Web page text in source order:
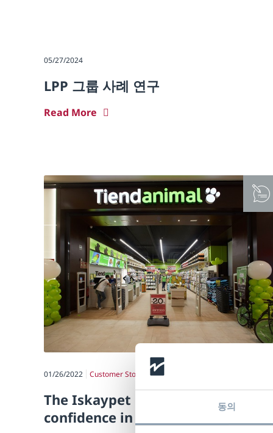
동의
05/27/2024
LPP 그룹 사례 연구
Read More
01/26/2022 Customer Stories
The Iskaypet Group reaffirms its
confidence in Checkpoint Systems